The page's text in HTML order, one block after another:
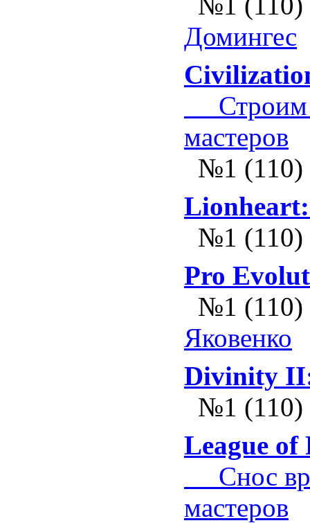
Домингес
Строим
мастеров
№1 (110)
№1 (110)
Pro
№1 (110)
Яковенко
Divinity II:
№1 (110)
League of
Снос
мастеров